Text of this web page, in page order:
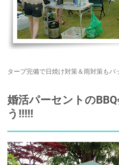
タープ完備で日焼け対策＆雨対策もバ
婚活パーセントの
う!!!!!